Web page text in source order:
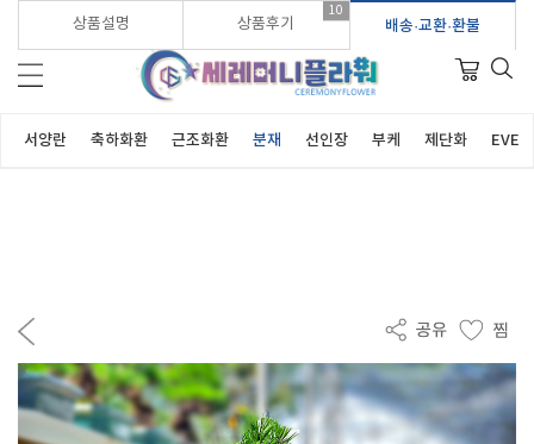
가입시 적립금 3,000원 바로지급!
서양란 축하화환 근조화환 분재 선인장 부케 제단화
상품설명 상품후기
10
배송·교환·환불